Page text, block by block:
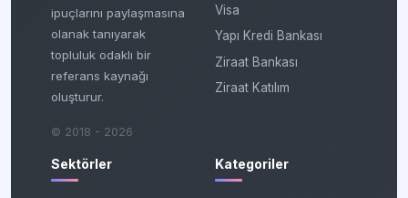
ipuçlarını paylaşmasına
olanak tanıyarak
topluluk odaklı bir
referans kaynağı
oluşturur.
© 2018 - 2026
Visa
Yapı Kredi Bankası
Ziraat Bankası
Ziraat Katılım
Sektörler Kategoriler